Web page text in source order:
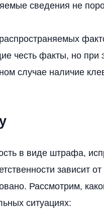
сведения не
честь факты, но при
случае наличие
в виде штрафа,
зависит от
Рассмотрим,
ситуациях: